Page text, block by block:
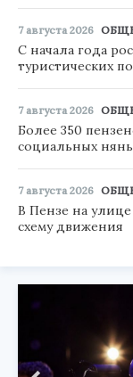
7 августа 2026
С начала года
туристических
7 августа 2026
Более 350
социальных нянь
7 августа 2026
В Пензе на
схему движения